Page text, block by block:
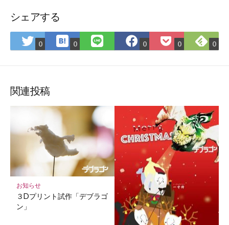
シェアする
Twitter
で
ア
0 は
て
マ
ク
に
保
存
0
LINE
で
Facebook
で
0
Pocket
に
0
で
0
関連投稿
お知らせ
３Dプリント試作「デブラゴ
ン」